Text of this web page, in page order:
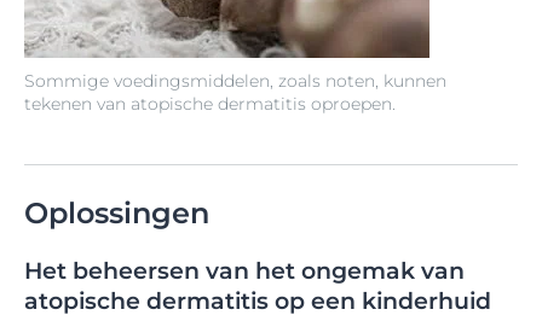
Sommige voedingsmiddelen, zoals noten, kunnen
tekenen van atopische dermatitis oproepen.
Oplossingen
Het beheersen van het ongemak van
atopische dermatitis op een kinderhuid